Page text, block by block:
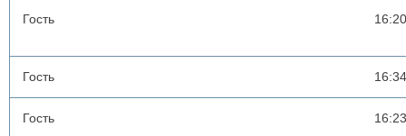
Гость 16:20
Гость 16:34
Гость 16:23